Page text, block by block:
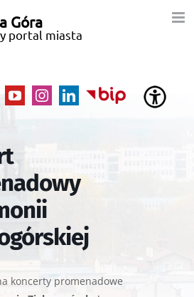
Góra
portal miasta
YouTubeInstagramLinkedInBIP
koncerty promenadowe